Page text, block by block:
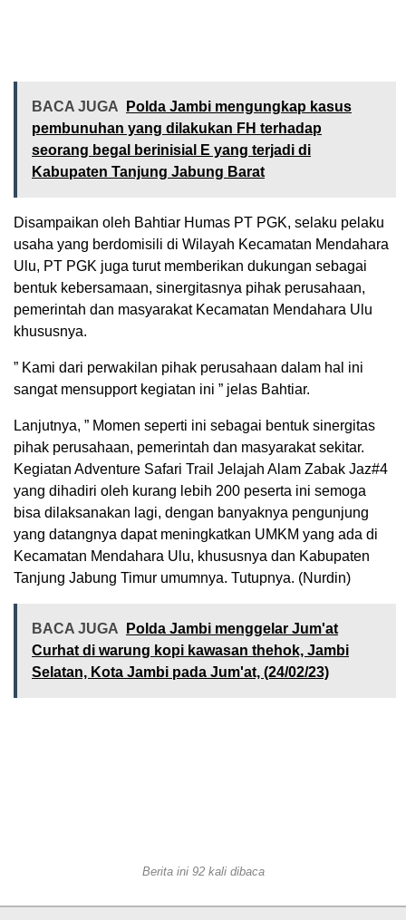
BACA JUGA
Polda Jambi mengungkap kasus
pembunuhan yang dilakukan FH terhadap
seorang begal berinisial E yang terjadi di
Kabupaten Tanjung Jabung Barat
Disampaikan oleh Bahtiar Humas PT PGK, selaku pelaku
usaha yang berdomisili di Wilayah Kecamatan Mendahara
Ulu, PT PGK juga turut memberikan dukungan sebagai
bentuk kebersamaan, sinergitasnya pihak perusahaan,
pemerintah dan masyarakat Kecamatan Mendahara Ulu
khususnya.
” Kami dari perwakilan pihak perusahaan dalam hal ini
sangat mensupport kegiatan ini ” jelas Bahtiar.
Lanjutnya, ” Momen seperti ini sebagai bentuk sinergitas
pihak perusahaan, pemerintah dan masyarakat sekitar.
Kegiatan Adventure Safari Trail Jelajah Alam Zabak Jaz#4
yang dihadiri oleh kurang lebih 200 peserta ini semoga
bisa dilaksanakan lagi, dengan banyaknya pengunjung
yang datangnya dapat meningkatkan UMKM yang ada di
Kecamatan Mendahara Ulu, khususnya dan Kabupaten
Tanjung Jabung Timur umumnya. Tutupnya. (Nurdin)
BACA JUGA
Polda Jambi menggelar Jum'at
Curhat di warung kopi kawasan thehok, Jambi
Selatan, Kota Jambi pada Jum'at, (24/02/23)
Berita ini 92 kali dibaca